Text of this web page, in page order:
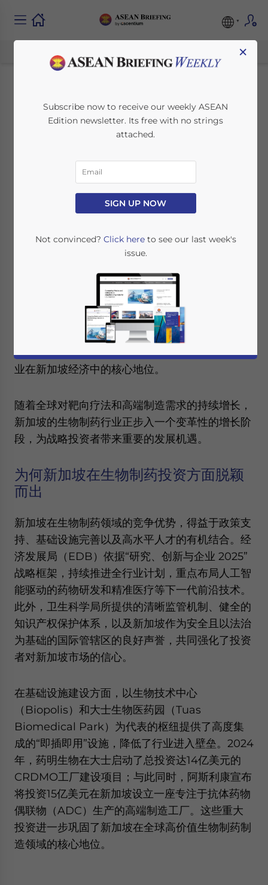
新加坡生物制药行业的投
Posted by
Ayman Falak MedinaReading Time:
Available language
借其以创新为导向的生态系统吸引了全球巨头和前
沿初创企业。仅在2024年，新加坡便获得了135亿
新元的固定资产投资承诺，其中111亿新元专门投向
生物医学领域以推动工业发展。目前，生物制药行
业的年度产出已超过200亿新元，充分彰显了该行
业在新加坡经济中的核心地位。
随着全球对靶向疗法和高端制造需求的持续增长，
新加坡的生物制药行业正步入一个变革性的增长阶
段，为战略投资者带来重要的发展机遇。
为何新加坡在生物制药投资方面脱颖
而出
新加坡在生物制药领域的竞争优势，得益于政策支
持、基础设施完善以及高水平人才的有机结合。经
济发展局（EDB）依据“研究、创新与企业 2025”
战略框架，持续推进全行业计划，重点布局人工智
能驱动的药物研发和精准医疗等下一代前沿技术。
此外，卫生科学局所提供的清晰监管机制、健全的
知识产权保护体系，以及新加坡作为安全且以法治
为基础的国际管辖区的良好声誉，共同强化了投资
者对新加坡市场的信心。
在基础设施建设方面，以生物技术中心
（Biopolis）和大士生物医药园（Tuas
Biomedical Park）为代表的枢纽提供了高度集
成的“即插即用”设施，降低了行业进入壁垒。2024
年，药明生物在大士启动了总投资达14亿美元的
CRDMO工厂建设项目；与此同时，阿斯利康宣布
将投资15亿美元在新加坡设立一座专注于抗体药物
偶联物（ADC）生产的高端制造工厂。这些重大
投资进一步巩固了新加坡在全球高价值生物制药制
造领域的核心地位。
×
Subscribe now to receive our weekly ASEAN
Edition newsletter. Its free with no strings
attached.
SIGN UP NOW
Not convinced? Click hereto see our last week's
issue.
Yes, I have read thePrivacy PolicyStatement for this
website. Please send me business news and updates
for Asia!
- case sensitive